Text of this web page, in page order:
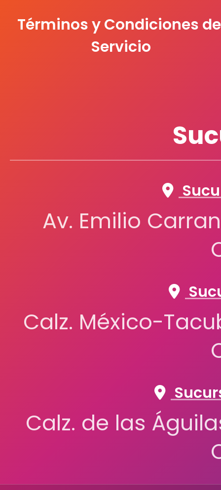
TURQUOISE
Términos y Condiciones
Servicio
Av. Emilio
Calz. México-
Calz. de las